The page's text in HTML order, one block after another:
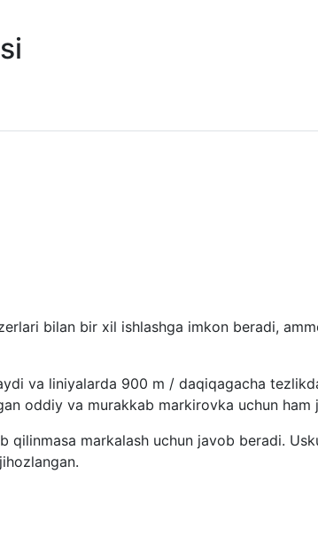
bilan bir xil ishlashga imkon beradi,
va liniyalarda 900 m / daqiqagacha
oddiy va murakkab markirovka uchun ham
markalash uchun javob beradi.